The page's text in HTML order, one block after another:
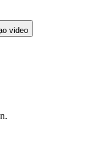
video